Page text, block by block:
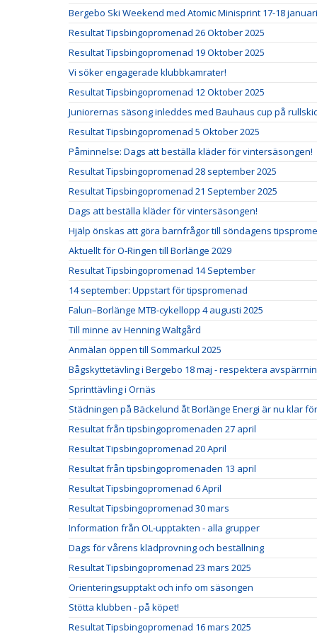
Bergebo Ski Weekend med Atomic Minisprint 17-18 januari
Resultat Tipsbingopromenad 26 Oktober 2025
Resultat Tipsbingopromenad 19 Oktober 2025
Vi söker engagerade klubbkamrater!
Resultat Tipsbingopromenad 12 Oktober 2025
Juniorernas säsong inleddes med Bauhaus cup på
Resultat Tipsbingopromenad 5 Oktober 2025
Påminnelse: Dags att beställa kläder för vintersäsongen!
Resultat Tipsbingopromenad 28 september 2025
Resultat Tipsbingopromenad 21 September 2025
Dags att beställa kläder för vintersäsongen!
Hjälp önskas att göra barnfrågor till söndagens
Aktuellt för O-Ringen till Borlänge 2029
Resultat Tipsbingopromenad 14 September
14 september: Uppstart för tipspromenad
Falun–Borlänge MTB-cykellopp 4 augusti 2025
Till minne av Henning Waltgård
Anmälan öppen till Sommarkul 2025
Bågskyttetävling i Bergebo 18 maj - respektera
Sprinttävling i Ornäs
Städningen på Bäckelund åt Borlänge Energi är nu klar
Resultat från tipsbingopromenaden 27 april
Resultat Tipsbingopromenad 20 April
Resultat från tipsbingopromenaden 13 april
Resultat Tipsbingopromenad 6 April
Resultat Tipsbingopromenad 30 mars
Information från OL-upptakten - alla grupper
Dags för vårens klädprovning och beställning
Resultat Tipsbingopromenad 23 mars 2025
Orienteringsupptakt och info om säsongen
Stötta klubben - på köpet!
Resultat Tipsbingopromenad 16 mars 2025